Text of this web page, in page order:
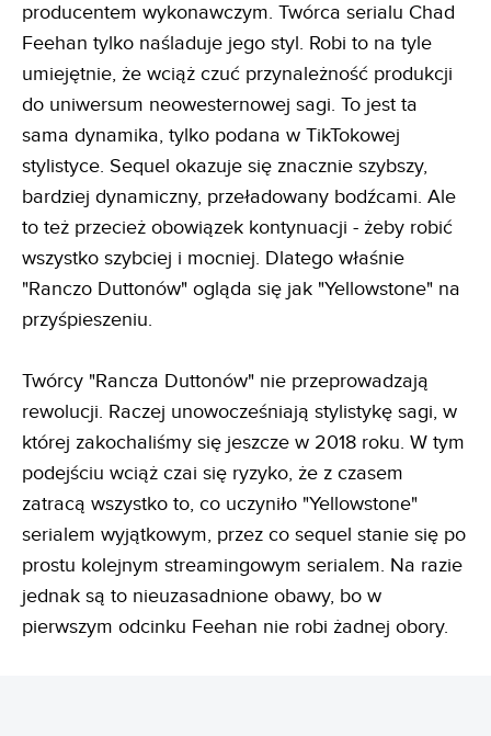
producentem wykonawczym. Twórca serialu Chad
Feehan tylko naśladuje jego styl. Robi to na tyle
umiejętnie, że wciąż czuć przynależność produkcji
do uniwersum neowesternowej sagi. To jest ta
sama dynamika, tylko podana w TikTokowej
stylistyce. Sequel okazuje się znacznie szybszy,
bardziej dynamiczny, przeładowany bodźcami. Ale
to też przecież obowiązek kontynuacji - żeby robić
wszystko szybciej i mocniej. Dlatego właśnie
"Ranczo Duttonów" ogląda się jak "Yellowstone" na
przyśpieszeniu.
Twórcy "Rancza Duttonów" nie przeprowadzają
rewolucji. Raczej unowocześniają stylistykę sagi, w
której zakochaliśmy się jeszcze w 2018 roku. W tym
podejściu wciąż czai się ryzyko, że z czasem
zatracą wszystko to, co uczyniło "Yellowstone"
serialem wyjątkowym, przez co sequel stanie się po
prostu kolejnym streamingowym serialem. Na razie
jednak są to nieuzasadnione obawy, bo w
pierwszym odcinku Feehan nie robi żadnej obory.